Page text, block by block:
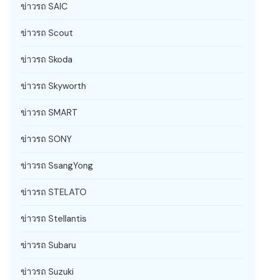
ข่าวรถ SAIC
ข่าวรถ Scout
ข่าวรถ Skoda
ข่าวรถ Skyworth
ข่าวรถ SMART
ข่าวรถ SONY
ข่าวรถ SsangYong
ข่าวรถ STELATO
ข่าวรถ Stellantis
ข่าวรถ Subaru
ข่าวรถ Suzuki